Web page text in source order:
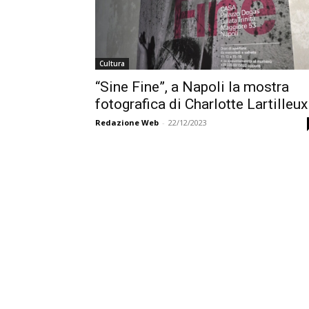
Cultura
“Sine Fine”, a Napoli la mostra
fotografica di Charlotte Lartilleux
Redazione Web - 22/12/2023